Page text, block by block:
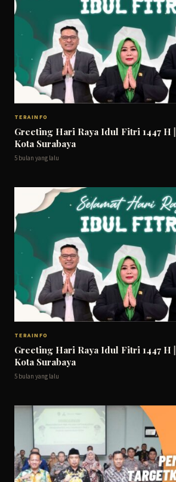
TERAINFO
Greeting Hari Raya Idul Fitri 1447 H
Kota Surabaya
5 bulan yang lalu
TERAINFO
Greeting Hari Raya Idul Fitri 1447 H
Kota Surabaya
5 bulan yang lalu